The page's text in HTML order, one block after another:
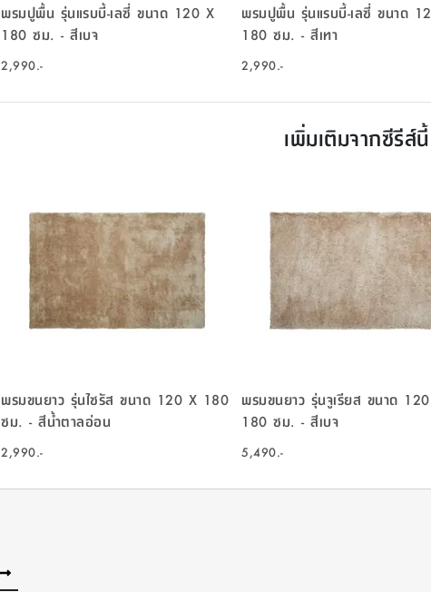
พรมปูพื้น รุ่นแรบบี้-เลซี่ ขนาด 120 X
180 ซม. - สีเบจ
2,990.-
พรมปูพื้น รุ่นแรบบี้-เลซี่ ขนาด
180 ซม. - สีเทา
2,990.-
เพิ่มเติมจากซีรีส์นี้
พรมขนยาว รุ่นไซรัส ขนาด 120 X 180
ซม. - สีน้ำตาลอ่อน
2,990.-
พรมขนยาว รุ่นจูเรียส ขนาด
180 ซม. - สีเบจ
5,490.-